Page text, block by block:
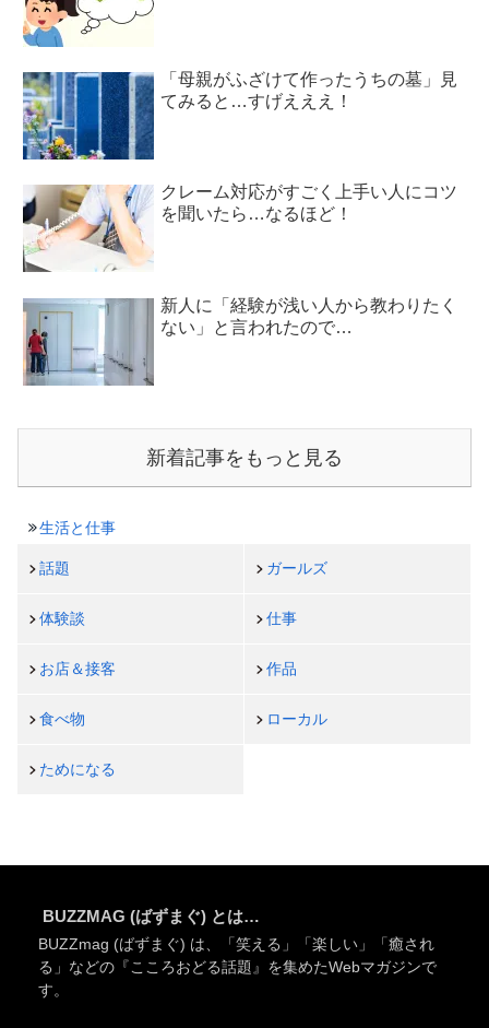
「母親がふざけて作ったうちの墓」見
てみると…すげえええ！
クレーム対応がすごく上手い人にコツ
を聞いたら…なるほど！
新人に「経験が浅い人から教わりたく
ない」と言われたので…
新着記事をもっと見る
生活と仕事
話題 ガールズ
体験談 仕事
お店＆接客 作品
食べ物 ローカル
ためになる
BUZZMAG (ばずまぐ) とは…
BUZZmag (ばずまぐ) は、「笑える」「楽しい」「癒され
る」などの『こころおどる話題』を集めたWebマガジンで
す。